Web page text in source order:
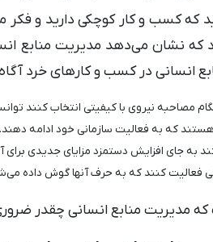
که کسب و کار کوچکی دارید و
که نشان می‌دهد مدیریت منابع
انسانی در کسب و کارهای خرد
مصاحبه نیروی با کیفیتی انتخاب کنند
مدیریت منابع انسانی چقدر